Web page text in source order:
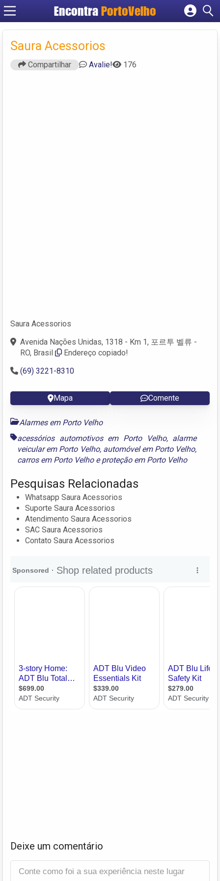
EncontraPortoVelho
Cadastrar empresa
Criar conta
Saura Acessorios
Compartilhar Avalie! 176
Saura Acessorios
Avenida Nações Unidas, 1318 - Km 1, 포르투 벨류 -
RO, Brasil
Endereço copiado!
(69) 3221-8310
Mapa Comente
Alarmes em Porto Velho
acessórios automotivos em Porto Velho, alarme
veicular em Porto Velho, automóvel em Porto Velho,
carros em Porto Velhoeproteção em Porto Velho
Pesquisas Relacionadas
Whatsapp Saura Acessorios
Suporte Saura Acessorios
Atendimento Saura Acessorios
SAC Saura Acessorios
Contato Saura Acessorios
Deixe um comentário